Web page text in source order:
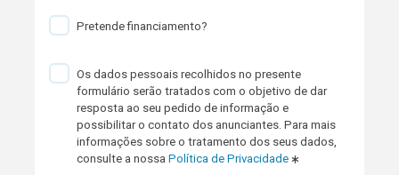
Pretende financiamento?
Os dados pessoais recolhidos no presente
formulário serão tratados com o objetivo de dar
resposta ao seu pedido de informação e
possibilitar o contato dos anunciantes. Para mais
informações sobre o tratamento dos seus dados,
consulte a nossaPolítica de Privacidade